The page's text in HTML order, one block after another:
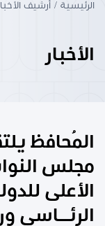
الرئيسية أرشيف
الأخبار
المُحافظ
مجلس
الأعلى